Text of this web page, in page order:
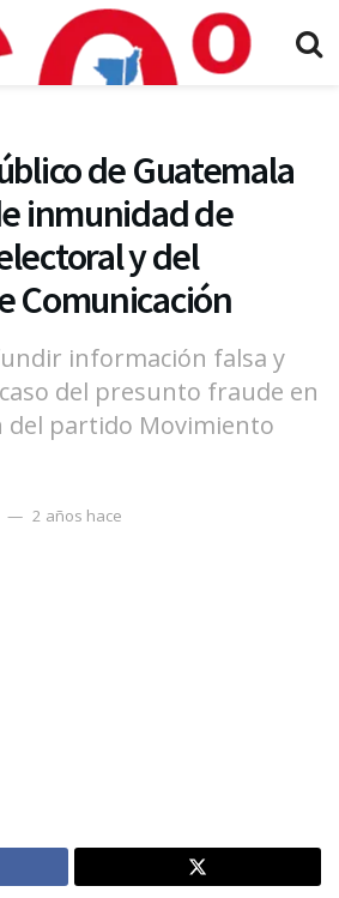
de Guatemala
inmunidad de
y del
Comunicación
información falsa y
del presunto fraude en
del partido Movimiento
2 años hace